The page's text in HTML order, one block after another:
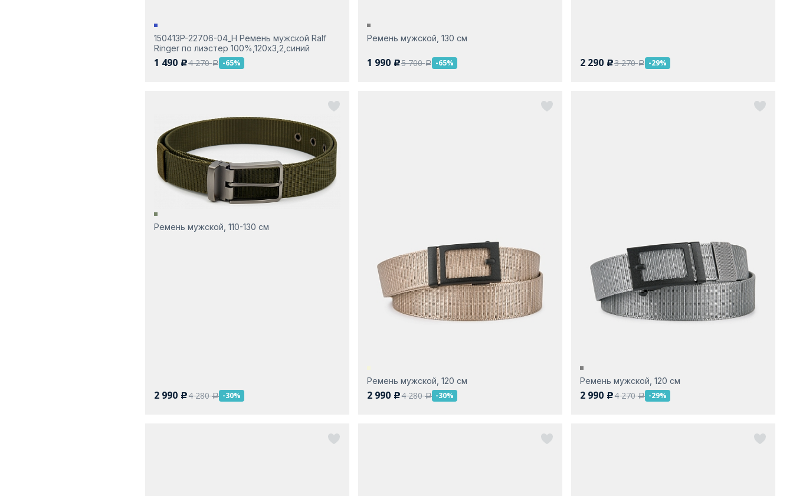
150413P-22706-04_Н Ремень мужской Ralf
Ringer по лиэстер 100%,120х3,2,синий
1 490 c4 270a -65%
Ремень мужской, 130 см
1 990 c5 700a -65% 2 290 c3 270a -29%
Ремень мужской, 110-130 см
2 990 c4 280a -30%
Ремень мужской, 120 см
2 990 c4 280a -30%
Ремень мужской, 120 см
2 990 c4 270a -29%